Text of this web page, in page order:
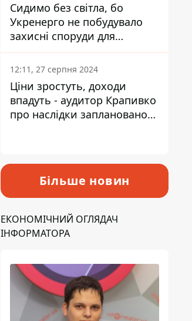
Сидимо без світла, бо
Укренерго не побудувало
захисні споруди для
енергетики - нардеп
Кучеренко
12:11, 27 серпня 2024
Ціни зростуть, доходи
впадуть - аудитор Крапивко
про наслідки запланованого
Більше новин
ЕКОНОМІЧНИЙ ОГЛЯДАЧ
ІНФОРМАТОРА